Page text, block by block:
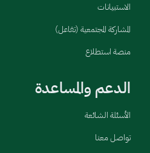
الاستبيانات
المشاركة المجتمعية (تفاعل)
منصة استطلاع
الدعم والمساعدة
الأسئلة الشائعة
تواصل معنا